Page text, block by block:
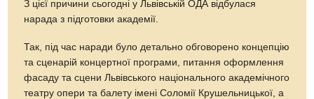
З цієї причини сьогодні у Львівській ОДА відбулася
нарада з підготовки академії.
Так, під час наради було детально обговорено концепцію
та сценарій концертної програми, питання оформлення
фасаду та сцени Львівського національного академічного
театру опери та балету імені Соломії Крушельницької, а